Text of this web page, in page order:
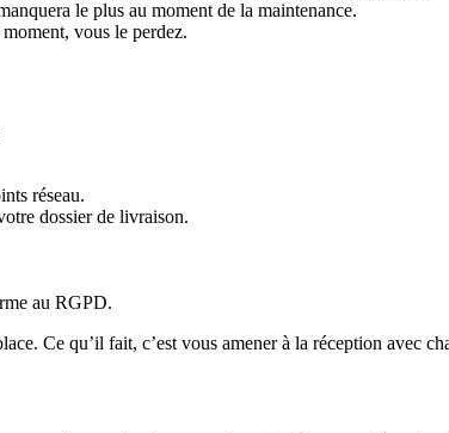
le plus au moment de la maintenance.
vous le perdez.
réseau.
dossier de livraison.
au RGPD.
Ce qu’il fait, c’est vous amener à la réception avec